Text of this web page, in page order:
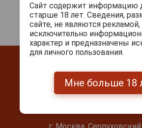
Сайт содержит информацию
старше 18 лет. Сведения,
сайте, не являются рекламой,
исключительно
характер и предназначены
для личного пользования.
Мне больше 18